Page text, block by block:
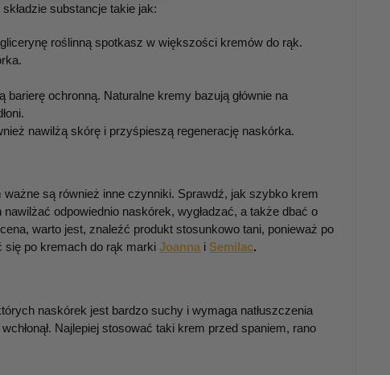
substancje takie jak:
roślinną spotkasz w większości kremów do rąk.
ochronną. Naturalne kremy bazują głównie na
nawilżą skórę i przyśpieszą regenerację naskórka.
są również inne czynniki. Sprawdź, jak szybko krem
odpowiednio naskórek, wygładzać, a także dbać o
warto jest, znaleźć produkt stosunkowo tani, ponieważ po
się po kremach do rąk markiJoanna iSemilac.
naskórek jest bardzo suchy i wymaga natłuszczenia
Najlepiej stosować taki krem przed spaniem, rano